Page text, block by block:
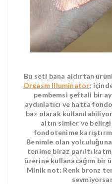
Bu seti bana aldırtan
Orgasm Illuminator;
pembemsi şeftali bir
aydınlatıcı ve hatta
baz olarak
altın simler ve
fondotenime
Benimle olan
tenime biraz parıltı
üzerine kullanacağım bir
Minik not: Renk bronz